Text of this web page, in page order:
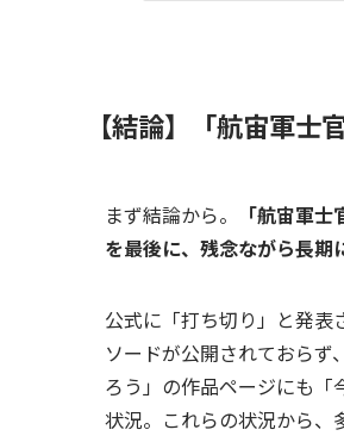
【結論】「航宙軍
まず結論から。
「航宙軍
を最後に、残念ながら長期
公式に「打ち切り」と発
ソードが公開されておらず
ろう」の作品ページにも「
状況。これらの状況から、